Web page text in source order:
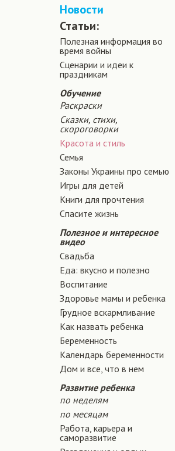
Новости
Статьи:
Полезная информация во
время войны
Сценарии и идеи к
праздникам
Обучение
Раскраски
Сказки, стихи,
скороговорки
Красота и стиль
Семья
Законы Украины про семью
Игры для детей
Книги для прочтения
Спасите жизнь
Полезное и интересное
видео
Свадьба
Еда: вкусно и полезно
Воспитание
Здоровье мамы и ребенка
Грудное вскармливание
Как назвать ребенка
Беременность
Календарь беременности
Дом и все, что в нем
Развитие ребенка
по неделям
по месяцам
Работа, карьера и
саморазвитие